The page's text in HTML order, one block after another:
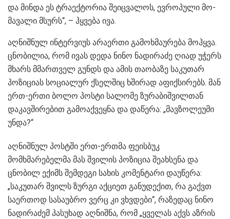
და მინ­და ეს ტრა­ექ­ტო­რია შე­იც­ვა­ლოს, ევ­რო­პუ­ლი მო­
მა­ვა­ლი მსურს“, – ჰყვე­ბა ივა.
აღნიშნულ ინტერვიუს არაერთი გამოხმაურება მოჰყვა.
ცნობილია, რომ ივას დედა ნინო ნადირაძე ღიად უჭერს
მხარს მმართველ გუნდს და ამის თაობაზე საკუთარ
პოზიციას სოციალურ ქსელშიც ხშირად აფიქსირებს. მან
ერთ-ერთი ბოლო პოსტი სალომე ზურაბიშვილთან
დაკავშირებით გამოაქვეყნა და დაწერა: „მავზოლეუმი
უნდა?“
აღნიშნულ პოსტში ერთ-ერთმა ფეისბუკ
მომხმარებელმა მას შვილის პოზიცია შეახსენა და
ცნობილ ექიმს შემდეგი სახის კომენტარი დაუწერა:
„საკუთარ შვილს ზურგი აქციეთ განუდექით, რა გაქვთ
საერთოდ სასაუბრო ვერც კი ვხვდები“, რაზედაც ნინო
ნადირაძემ პასუხად აღნიშნა, რომ „ყველას აქვს აზრის